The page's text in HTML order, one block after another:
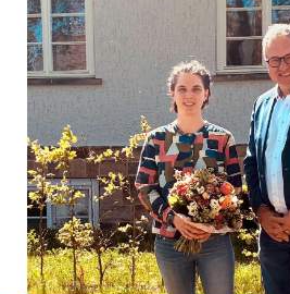
GREMMENDORF
VIELFALT
WOHNEN IM
AM